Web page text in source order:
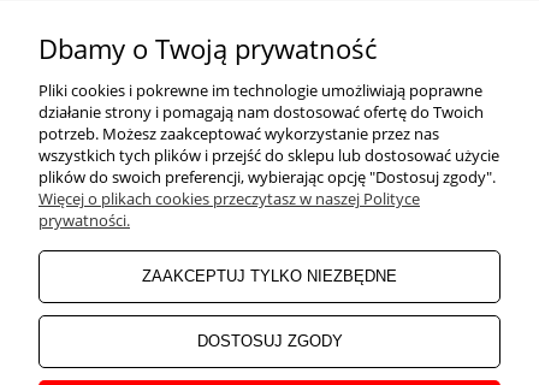
Odwiedź nasz Facebook
POMOC
ZAKUPY
MOJE KONTO
INFORMACJE
Dbamy o Twoją prywatność
Pliki cookies i pokrewne im technologie umożliwiają poprawne
działanie strony i pomagają nam dostosować ofertę do Twoich
potrzeb. Możesz zaakceptować wykorzystanie przez nas
wszystkich tych plików i przejść do sklepu lub dostosować użycie
plików do swoich preferencji, wybierając opcję "Dostosuj zgody".
Więcej o plikach cookies przeczytasz w naszej Polityce
prywatności.
ZAAKCEPTUJ TYLKO NIEZBĘDNE
DOSTOSUJ ZGODY